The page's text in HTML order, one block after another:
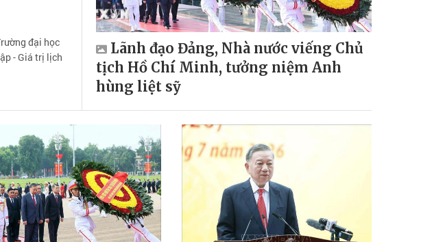
đại học
- Giá trị lịch
Lãnh đạo Đảng, Nhà nước viếng Chủ
tịch Hồ Chí Minh, tưởng niệm Anh
hùng liệt sỹ